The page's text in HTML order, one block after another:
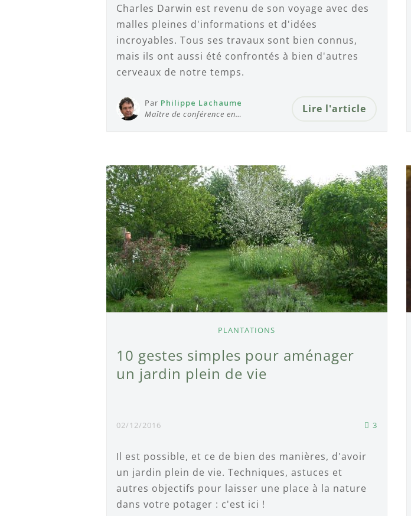
Charles Darwin est revenu de son voyage avec des
malles pleines d'informations et d'idées
incroyables. Tous ses travaux sont bien connus,
mais ils ont aussi été confrontés à bien d'autres
cerveaux de notre temps.
Par Philippe Lachaume
Maître de conférence en…
Lire l'article
PLANTATIONS
10 gestes simples pour aménager
un jardin plein de vie
02/12/2016 3
Il est possible, et ce de bien des manières, d'avoir
un jardin plein de vie. Techniques, astuces et
autres objectifs pour laisser une place à la nature
dans votre potager : c'est ici !